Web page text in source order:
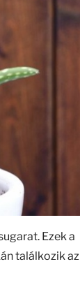
Ezek a
találkozik az